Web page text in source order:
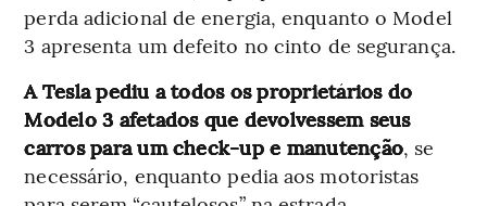
perda adicional de energia, enquanto o Model
3 apresenta um defeito no cinto de segurança.
A Tesla pediu a todos os proprietários do
Modelo 3 afetados que devolvessem seus
carros para um check-up e manutenção, se
necessário, enquanto pedia aos motoristas